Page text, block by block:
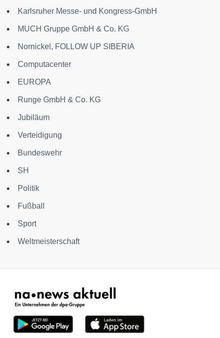
Karlsruher Messe- und Kongress-GmbH
MUCH Gruppe GmbH & Co. KG
Nornickel, FOLLOW UP SIBERIA
Computacenter
EUROPA
Runge GmbH & Co. KG
Jubiläum
Verteidigung
Bundeswehr
SH
Politik
Fußball
Sport
Weltmeisterschaft